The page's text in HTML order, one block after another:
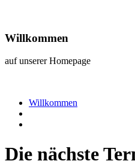
Willkommen
auf unserer Homepage
Willkommen
Die nächste